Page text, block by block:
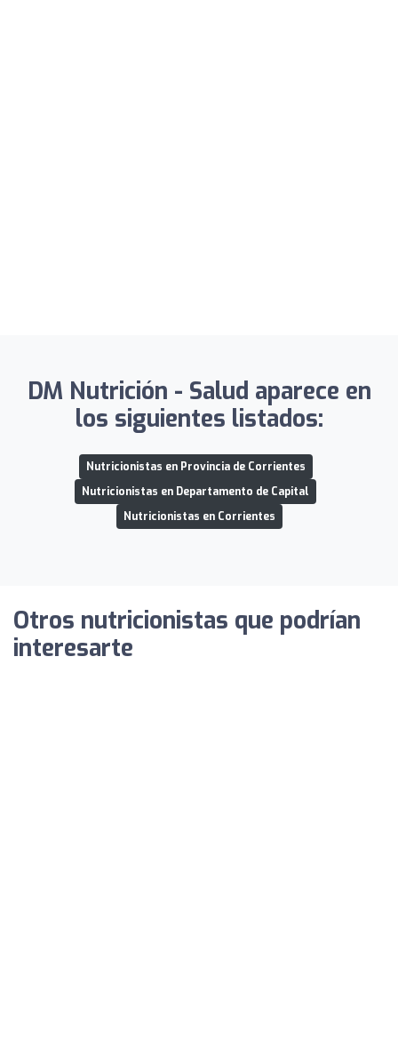
DM Nutrición - Salud aparece en
los siguientes listados:
Nutricionistas en Provincia de Corrientes
Nutricionistas en Departamento de Capital
Nutricionistas en Corrientes
Otros nutricionistas que podrían
interesarte